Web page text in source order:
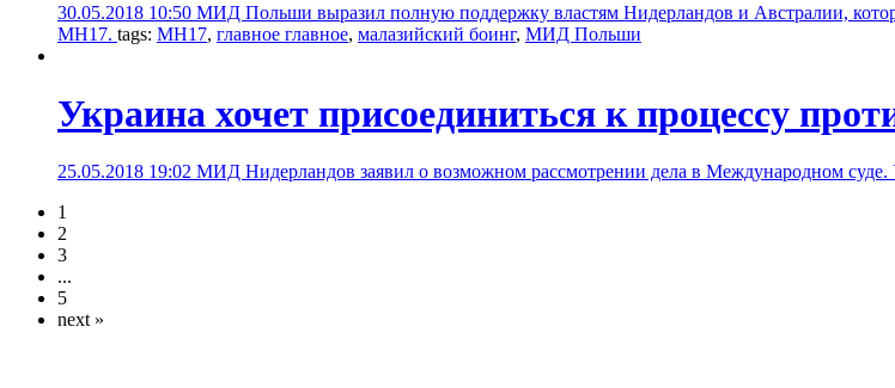
30.05.2018 10:50 МИД Польши выразил полную поддержку властям Нидерландов и Австралии,
MH17. tags: MH17, главное главное, малазийский боинг, МИД Польши
Украина хочет присоединиться к процессу
25.05.2018 19:02 МИД Нидерландов заявил о возможном рассмотрении дела в Международном суде.
1
2
3
...
5
next »